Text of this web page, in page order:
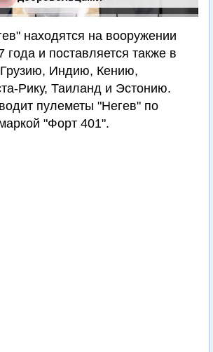
находятся на вооружении
и поставляется также в
Индию, Кению,
Рику, Таиланд и Эстонию.
пулеметы "Негев" по
"Форт 401".